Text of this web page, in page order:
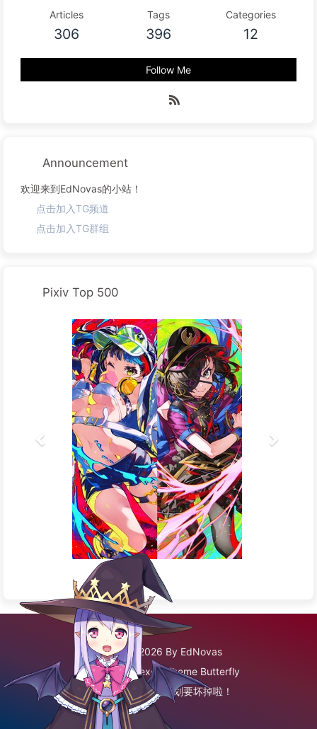
Articles
306
Tags
396
Categories
12
Follow Me
Announcement
欢迎来到EdNovas的小站！
点击加入TG频道
点击加入TG群组
Pixiv Top 500
©2020 - 2026 By EdNovas
FrameworkHexo | Theme Butterfly
已经到底啦！再往下划要坏掉啦！